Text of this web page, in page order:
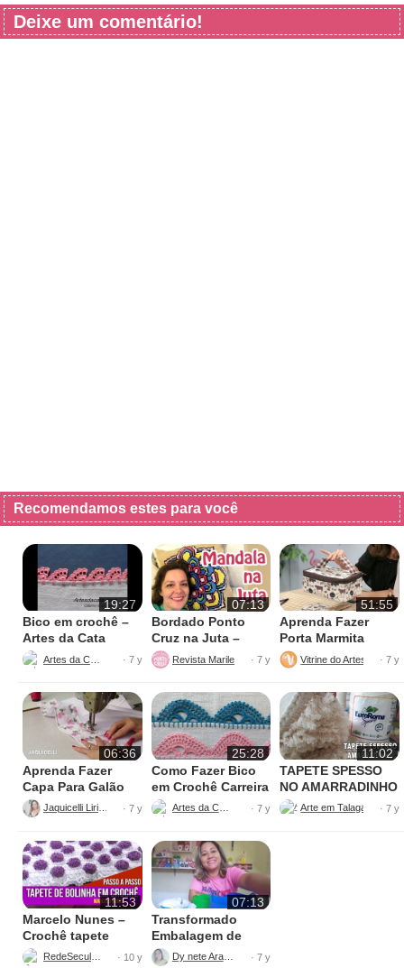
Deixe um comentário!
Recomendamos estes para você
19:27
Bico em crochê –
Artes da Cata
· 7 y
07:13
Bordado Ponto
Cruz na Juta –
Fácil de Fazer
Revista Marileny Ponto Cruz
· 7 y
51:55
Aprenda Fazer
Porta Marmita
Térmica
Vitrine do Artesanato
· 7 y
06:36
Aprenda Fazer
Capa Para Galão
de Água – 20 litros
Jaquicelli Liriane · 7 y
25:28
Como Fazer Bico
em Crochê Carreira
Única
Artes da Cata · 7 y
11:02
TAPETE SPESSO
NO AMARRADINHO
PERFEITO
· 7 y
11:53
Marcelo Nunes –
Crochê tapete
bolinha Parte 1
· 10 y
07:13
Transformado
Embalagem de
Sabão
Dy nete Araújo · 7 y